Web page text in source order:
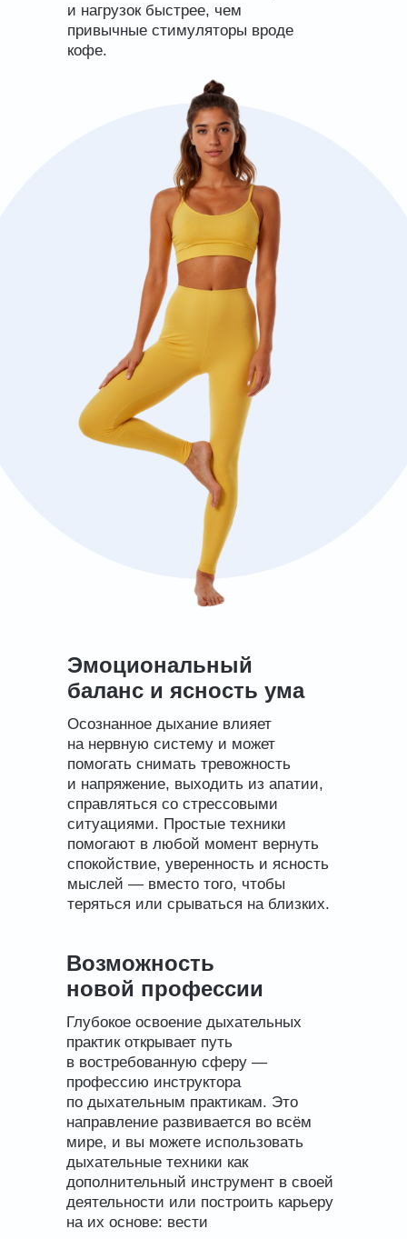
Осознанное дыхание влияет
на нервную систему и может
помогать снимать тревожность
и напряжение, выходить из апатии,
справляться со стрессовыми
ситуациями. Простые техники
помогают в любой момент вернуть
спокойствие, уверенность и ясность
мыслей — вместо того, чтобы
теряться или срываться на близких.
и нагрузок быстрее, чем
привычные стимуляторы вроде
кофе.
Глубокое освоение дыхательных
практик открывает путь
в востребованную сферу —
профессию инструктора
по дыхательным практикам. Это
направление развивается во всём
мире, и вы можете использовать
дыхательные техники как
дополнительный инструмент в своей
деятельности или построить карьеру
на их основе: вести
Эмоциональный
баланс и ясность ума
Возможность
новой профессии